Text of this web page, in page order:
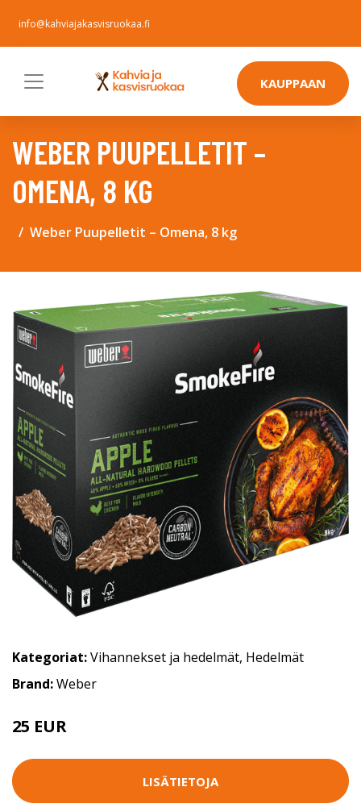
info@kahviajakasvisruokaa.fi
KAUPPAAN
WEBER PUUPELLETIT –
OMENA, 8 KG
Weber Puupelletit – Omena, 8 kg
Kategoriat:Vihannekset ja hedelmät, Hedelmät
Brand:Weber
25 EUR
LISÄTIETOJA